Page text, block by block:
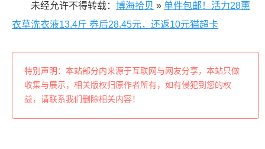
未经允许不得转载： 博海拾贝 » 单件包邮！活力28薰
衣草洗衣液13.4斤 券后28.45元，还返10元猫超卡
特别声明：本站部分内来源于互联网与网友分享，本站只做
收集与展示，相关版权归原作者所有，如有侵犯到您的权
益，请联系我们删除相关内容！